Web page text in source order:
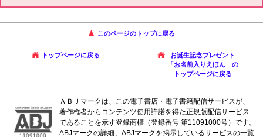
このページのトップに戻る
トップページに戻る
お誕生記念プレゼント
「お名前入りえほん」の
トップページに戻る
ＡＢＪマークは、この電子書店・電子書籍配信サービスが、
著作権者からコンテンツ使用許諾を得た正規版配信サービス
であることを示す登録商標（登録番号 第11091000号）です。
ABJマークの詳細、ABJマークを掲示しているサービスの一覧